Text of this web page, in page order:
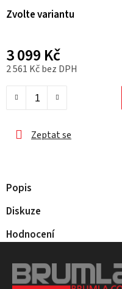
Zvolte variantu
3 099 Kč
2 561 Kč bez DPH
Zeptat se
Popis
Diskuze
Hodnocení